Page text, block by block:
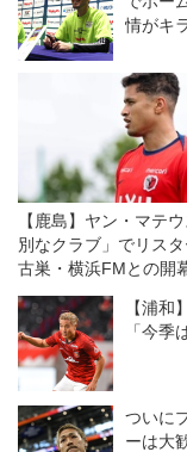
情がキ
【鹿島】ヤン・マテ
別なクラブ」でリス
古巣・横浜FMとの開
けては「感情的な試合
が「勝利を求めたい！
【浦
「今季
ついに
ーは大